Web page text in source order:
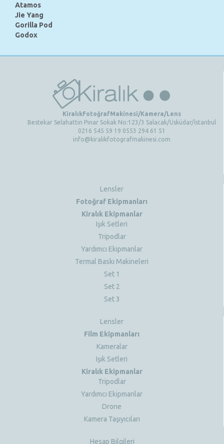
Atamos
Jie Yang
Gorilla Pod
Godox
KiralıkFotoğrafMakinesi/Kamera/Lens
Bestekar Selahattin Pınar Sokak No:123/3 Salacak/Üsküdar/İstanbul
0216 545 59 19 0553 294 61 51
info@kiralikfotografmakinesi.com
Lensler
Fotoğraf Ekipmanları
Kiralık Ekipmanlar
Işık Setleri
Tripodlar
Yardımcı Ekipmanlar
Termal Baskı Makineleri
Set 1
Set 2
Set 3
Lensler
Film Ekipmanları
Kameralar
Işık Setleri
Kiralık Ekipmanlar
Tripodlar
Yardımcı Ekipmanlar
Drone
Kamera Taşıyıcıları
Hesap Bilgileri